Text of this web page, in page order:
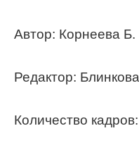
Автор: Корнеева Б.
Редактор:
Количество